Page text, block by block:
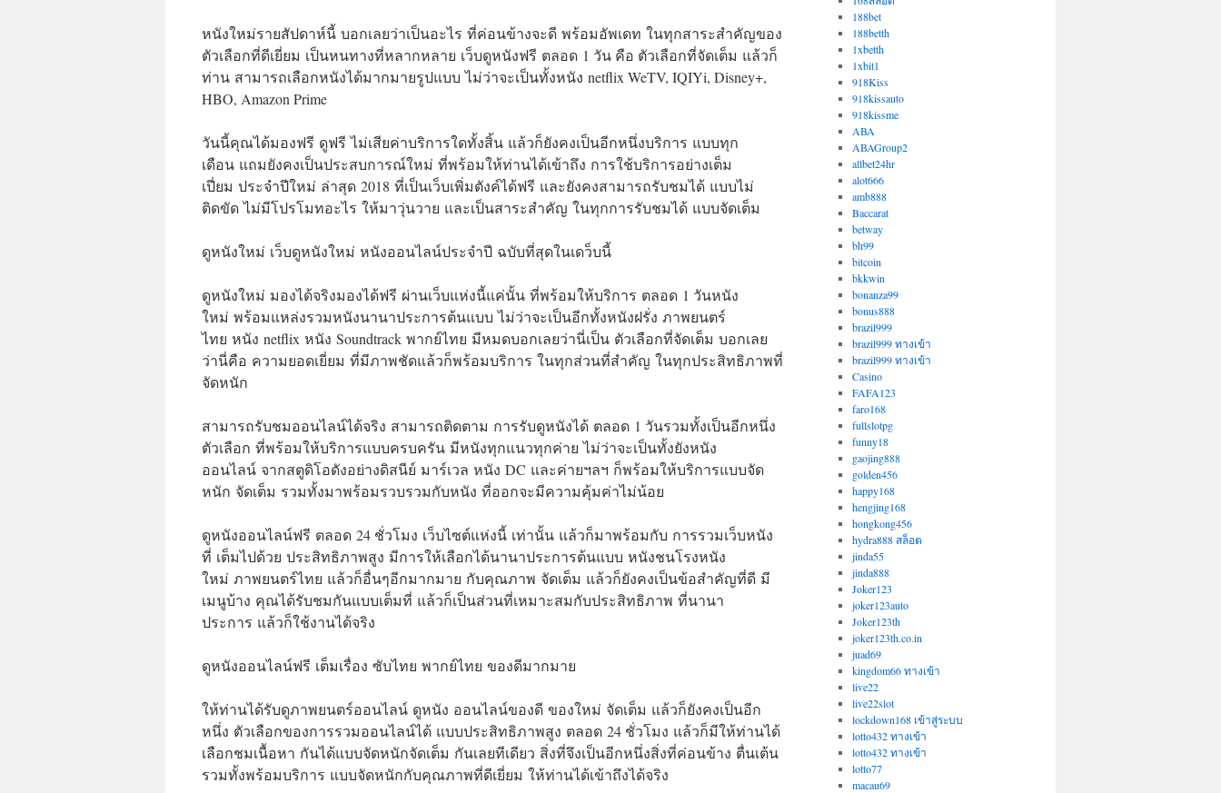
หนังใหม่รายสัปดาห์นี้ บอกเลยว่าเป็นอะไร ที่ค่อนข้างจะดี พร้อมอัพเดท ในทุกสาระสำคัญของ
ตัวเลือกที่ดีเยี่ยม เป็นหนทางที่หลากหลาย เว็บดูหนังฟรี ตลอด 1 วัน คือ ตัวเลือกที่จัดเต็ม แล้วก็
ท่าน สามารถเลือกหนังได้มากมายรูปแบบ ไม่ว่าจะเป็นทั้งหนัง netflix WeTV, IQIYi, Disney+,
HBO, Amazon Prime
วันนี้คุณได้มองฟรี ดูฟรี ไม่เสียค่าบริการใดทั้งสิ้น แล้วก็ยังคงเป็นอีกหนึ่งบริการ แบบทุก
เดือน แถมยังคงเป็นประสบการณ์ใหม่ ที่พร้อมให้ท่านได้เข้าถึง การใช้บริการอย่างเต็ม
เปี่ยม ประจำปีใหม่ ล่าสุด 2018 ที่เป็นเว็บเพิ่มตังค์ได้ฟรี และยังคงสามารถรับชมได้ แบบไม่
ติดขัด ไม่มีโปรโมทอะไร ให้มาวุ่นวาย และเป็นสาระสำคัญ ในทุกการรับชมได้ แบบจัดเต็ม
ดูหนังใหม่ เว็บดูหนังใหม่ หนังออนไลน์ประจำปี ฉบับที่สุดในเดว็บนี้
ดูหนังใหม่ มองได้จริงมองได้ฟรี ผ่านเว็บแห่งนี้แค่นั้น ที่พร้อมให้บริการ ตลอด 1 วันหนัง
ใหม่ พร้อมแหล่งรวมหนังนานาประการต้นแบบ ไม่ว่าจะเป็นอีกทั้งหนังฝรั่ง ภาพยนตร์
ไทย หนัง netflix หนัง Soundtrack พากย์ไทย มีหมดบอกเลยว่านี่เป็น ตัวเลือกที่จัดเต็ม บอกเลย
ว่านี่คือ ความยอดเยี่ยม ที่มีภาพชัดแล้วก็พร้อมบริการ ในทุกส่วนที่สำคัญ ในทุกประสิทธิภาพที่
จัดหนัก
สามารถรับชมออนไลน์ได้จริง สามารถติดตาม การรับดูหนังได้ ตลอด 1 วันรวมทั้งเป็นอีกหนึ่ง
ตัวเลือก ที่พร้อมให้บริการแบบครบครัน มีหนังทุกแนวทุกค่าย ไม่ว่าจะเป็นทั้งยังหนัง
ออนไลน์ จากสตูดิโอดังอย่างดิสนีย์ มาร์เวล หนัง DC และค่ายฯลฯ ก็พร้อมให้บริการแบบจัด
หนัก จัดเต็ม รวมทั้งมาพร้อมรวบรวมกับหนัง ที่ออกจะมีความคุ้มค่าไม่น้อย
ดูหนังออนไลน์ฟรี ตลอด 24 ชั่วโมง เว็บไซต์แห่งนี้ เท่านั้น แล้วก็มาพร้อมกับ การรวมเว็บหนัง
ที่ เต็มไปด้วย ประสิทธิภาพสูง มีการให้เลือกได้นานาประการต้นแบบ หนังชนโรงหนัง
ใหม่ ภาพยนตร์ไทย แล้วก็อื่นๆอีกมากมาย กับคุณภาพ จัดเต็ม แล้วก็ยังคงเป็นข้อสำคัญที่ดี มี
เมนูบ้าง คุณได้รับชมกันแบบเต็มที่ แล้วก็เป็นส่วนที่เหมาะสมกับประสิทธิภาพ ที่นานา
ประการ แล้วก็ใช้งานได้จริง
ดูหนังออนไลน์ฟรี เต็มเรื่อง ซับไทย พากย์ไทย ของดีมากมาย
ให้ท่านได้รับดูภาพยนตร์ออนไลน์ ดูหนัง ออนไลน์ของดี ของใหม่ จัดเต็ม แล้วก็ยังคงเป็นอีก
หนึ่ง ตัวเลือกของการรวมออนไลน์ได้ แบบประสิทธิภาพสูง ตลอด 24 ชั่วโมง แล้วก็มีให้ท่านได้
เลือกชมเนื้อหา กันได้แบบจัดหนักจัดเต็ม กันเลยทีเดียว สิ่งที่จึงเป็นอีกหนึ่งสิ่งที่ค่อนข้าง ตื่นเต้น
รวมทั้งพร้อมบริการ แบบจัดหนักกับคุณภาพที่ดีเยี่ยม ให้ท่านได้เข้าถึงได้จริง
188bet
188betth
1xbetth
1xbit1
918Kiss
918kissauto
918kissme
ABA
ABAGroup2
allbet24hr
alot666
amb888
Baccarat
betway
bh99
bitcoin
bkkwin
bonanza99
bonus888
brazil999
brazil999 ทางเข้า
brazil999 ทางเข้า
Casino
FAFA123
faro168
fullslotpg
funny18
gaojing888
golden456
happy168
hengjing168
hongkong456
hydra888 สล็อต
jinda55
jinda888
Joker123
joker123auto
Joker123th
joker123th.co.in
juad69
kingdom66 ทางเข้า
live22
live22slot
lockdown168 เข้าสู่ระบบ
lotto432 ทางเข้า
lotto432 ทางเข้า
lotto77
macau69